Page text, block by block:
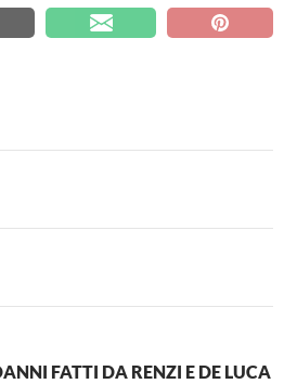
FATTI DA RENZI E DE LUCA